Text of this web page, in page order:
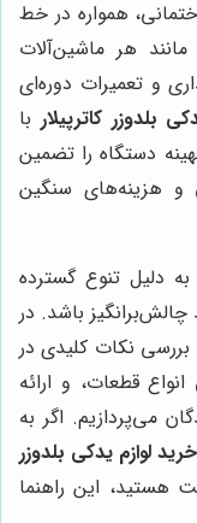
همواره در خط
هر ماشین‌آلات
و تعمیرات دوره‌ای
بلدوزر کاترپیلار با
دستگاه را تضمین
و هزینه‌های سنگین
به دلیل تنوع گسترده
چالش‌برانگیز باشد. در
بررسی نکات کلیدی در
انواع قطعات، و ارائه
می‌پردازیم. اگر به
خرید لوازم یدکی بلدوزر
هستید، این راهنما